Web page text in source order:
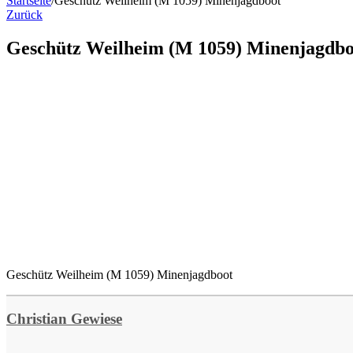
Zurück
Geschütz Weilheim (M 1059)
Geschütz Weilheim (M 1059) Minenjagdboot
Christian Gewiese